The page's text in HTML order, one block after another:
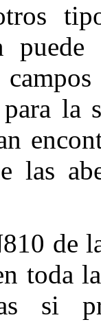
la
las
de
toda
si